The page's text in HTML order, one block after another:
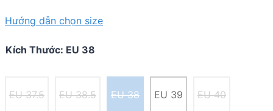
Hướng dẫn chọn size
Kích Thước: EU 38
EU 37.5 EU 38.5 EU 38 EU 39 EU 40